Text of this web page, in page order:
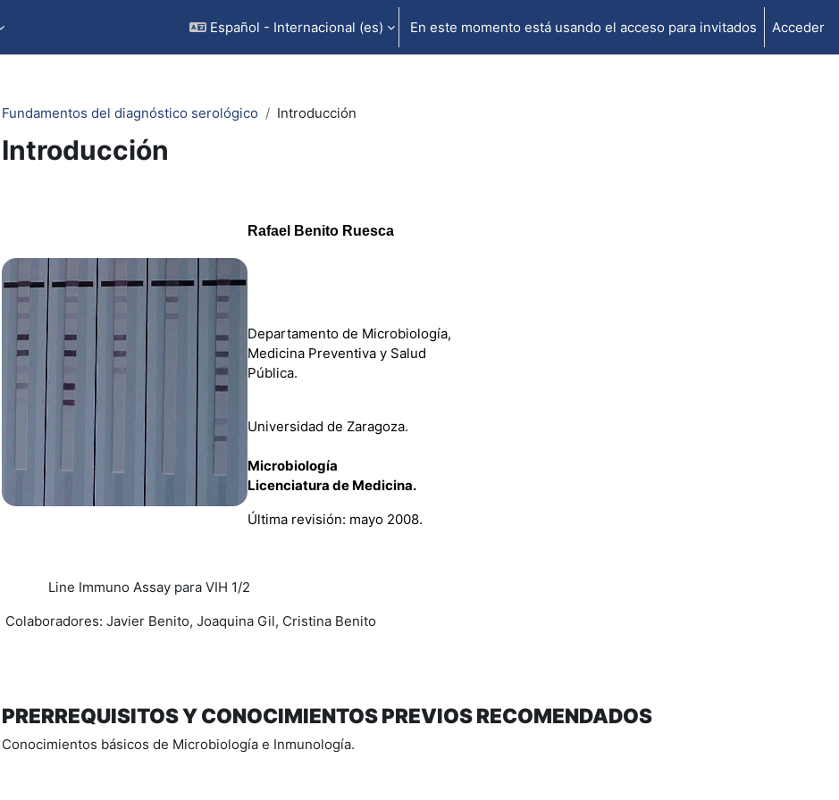
Español - Internacional ‎(es)‎ En este momento está usando el acceso para invitados Acceder
Fundamentos del diagnóstico serológico Introducción
Introducción
Rafael Benito Ruesca
Departamento de Microbiología,
Medicina Preventiva y Salud
Pública.
Universidad de Zaragoza.
Microbiología
Licenciatura de Medicina.
Última revisión: mayo 2008.
Line Immuno Assay para VIH 1/2
Colaboradores: Javier Benito, Joaquina Gil, Cristina Benito
PRERREQUISITOS Y CONOCIMIENTOS PREVIOS RECOMENDADOS
Conocimientos básicos de Microbiología e Inmunología.